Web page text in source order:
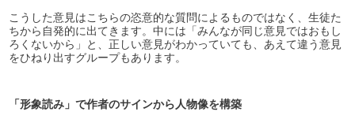
こうした意見はこちらの恣意的な質問によるものではなく、生徒た
ちから自発的に出てきます。中には「みんなが同じ意見ではおもし
ろくないから」と、正しい意見がわかっていても、あえて違う意見
をひねり出すグループもあります。
「形象読み」で作者のサインから人物像を構築